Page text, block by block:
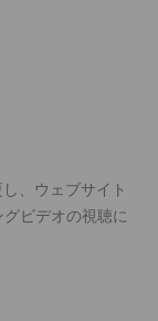
、ウェブサイト
ビデオの視聴に